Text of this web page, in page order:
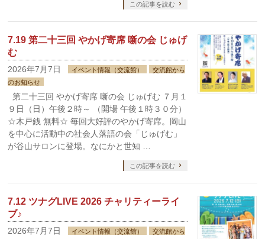
この記事を読む
7.19 第二十三回 やかげ寄席 噺の会 じゅげ
む
2026年7月7日 イベント情報（交流館）
交流館から
のお知らせ
第二十三回 やかげ寄席 噺の会 じゅげむ ７月１
９日（日）午後２時～ （開場 午後１時３０分）
☆木戸銭 無料☆ 毎回大好評のやかげ寄席。岡山
を中心に活動中の社会人落語の会「じゅげむ」
が谷山サロンに登場。なにかと世知 …
この記事を読む
7.12 ツナグLIVE 2026 チャリティーライ
ブ♪
2026年7月7日 イベント情報（交流館）
交流館から